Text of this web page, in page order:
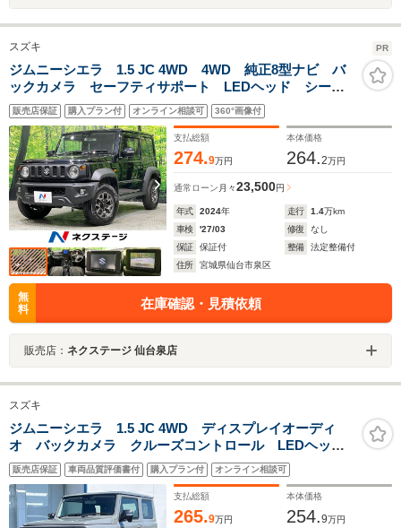
スズキ PR
ジムニーシエラ 1.5 JC 4WD 4WD 純正8型ナビ バ
ックカメラ セーフティサポート LEDヘッド シート
ヒーター フルセグ ETC クルコン スマートキー
オートライト オートエアコン 革巻きハンドル 電動
格納ドアミラー 禁煙車
販売店保証 購入プラン付 オンライン相談可 360°画像付
支払総額
274.9万円
本体価格
264.2万円
通常ローン 月々23,500円
年式 2024年 走行 1.4万km
車検
'27/03 修復
なし
保証
保証付 整備
法定整備付
住所
宮城県仙台市泉区
無
料
在庫確認・見積依頼
販売店： ネクステージ 仙台泉店
スズキ
ジムニーシエラ 1.5 JC 4WD ディスプレイオーディ
オ バックカメラ クルーズコントロール LEDヘッド
ライト 純正15インチアルミホイール セーフティサポ
ート オートエアコン 撥水加工シート 革巻きステア
リング/ステアリング
販売店保証 車両品質評価書付 購入プラン付 オンライン相談可
支払総額
265.9万円
本体価格
254.9万円